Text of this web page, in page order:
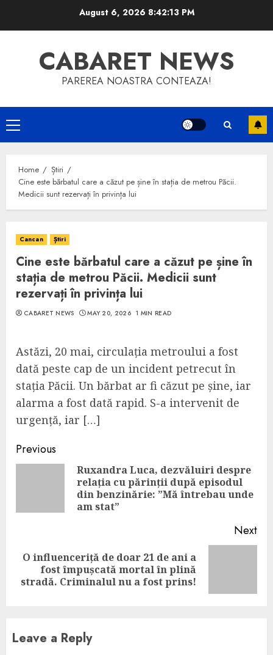
August 6, 2026 8:42:13 PM
CABARET NEWS
PAREREA NOASTRA CONTEAZA!
Primary
Menu
Home
Știri
Cine este bărbatul care a căzut pe șine în stația de metrou Păcii.
Medicii sunt rezervați în privința lui
Cancan Știri
Cine este bărbatul care a căzut pe șine în
stația de metrou Păcii. Medicii sunt
rezervați în privința lui
CABARET NEWS MAY 20, 2026 1 MIN READ
Astăzi, 20 mai, circulația metroului a fost
dată peste cap de un incident petrecut în
stația Păcii. Un bărbat ar fi căzut pe șine, iar
alarma a fost dată rapid. S-a intervenit de
urgență, iar […]
Continue
Reading
Previous
Ruxandra Luca, dezvăluiri despre
relația cu părinții după episodul
din benzinărie: ”Mă întrebau unde
am stat”
Next
Next
post:
O influenceriță de doar 21 de ani a
fost împușcată mortal în plină
stradă. Criminalul nu a fost prins!
Leave a Reply